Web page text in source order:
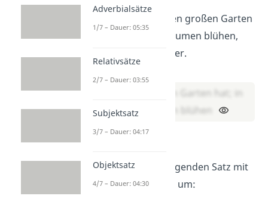
Das Haus, das einen großen Garten
hat, in dem viele Blumen blühen,
steht seit Jahren leer.
das einen großen Garten hat; in
dem viele Blumen blühen
Formuliere den folgenden Satz mit
einem Attributsatz um:
Adverbialsätze
1/7 – Dauer: 05:35
Relativsätze
2/7 – Dauer: 03:55
Subjektsatz
3/7 – Dauer: 04:17
Objektsatz
4/7 – Dauer: 04:30